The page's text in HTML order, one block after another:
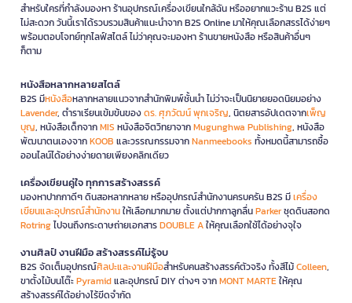
สำหรับใครที่กำลังมองหา ร้านอุปกรณ์เครื่องเขียนใกล้ฉัน หรืออยากแวะร้าน B2S แต่
ไม่สะดวก วันนี้เราได้รวบรวมสินค้าแนะนำจาก B2S Online มาให้คุณเลือกสรรได้ง่ายๆ
พร้อมตอบโจทย์ทุกไลฟ์สไตล์ ไม่ว่าคุณจะมองหา ร้านขายหนังสือ หรือสินค้าอื่นๆ
ก็ตาม
หนังสือหลากหลายสไตล์
B2S มีหนังสือหลากหลายแนวจากสำนักพิมพ์ชั้นนำ ไม่ว่าจะเป็นนิยายยอดนิยมอย่าง
Lavender, ตำราเรียนเข้มข้นของดร. ศุภวัฒน์ พุกเจริญ, นิตยสารอัปเดตจากเพ็ญ
บุญ, หนังสือเด็กจากMIS หนังสือจิตวิทยาจากMugunghwa Publishing, หนังสือ
พัฒนาตนเองจากKOOB และวรรณกรรมจากNanmeebooks ทั้งหมดนี้สามารถซื้อ
ออนไลน์ได้อย่างง่ายดายเพียงคลิกเดียว
เครื่องเขียนคู่ใจ ทุกการสร้างสรรค์
มองหาปากกาดีๆ ดินสอหลากหลาย หรืออุปกรณ์สำนักงานครบครัน B2S มีเครื่อง
เขียนและอุปกรณ์สำนักงานให้เลือกมากมาย ตั้งแต่ปากกาลูกลื่นParkerชุดดินสอกด
Rotringไปจนถึงกระดาษถ่ายเอกสารDOUBLE Aให้คุณเลือกใช้ได้อย่างจุใจ
งานศิลป์ งานฝีมือ สร้างสรรค์ไม่รู้จบ
B2S จัดเต็มอุปกรณ์ศิลปะและงานฝีมือสำหรับคนสร้างสรรค์ตัวจริง ทั้งสีไม้Colleen,
ขาตั้งไม้บนโต๊ะPyramidและอุปกรณ์ DIY ต่างๆ จากMONT MARTEให้คุณ
สร้างสรรค์ได้อย่างไร้ขีดจำกัด